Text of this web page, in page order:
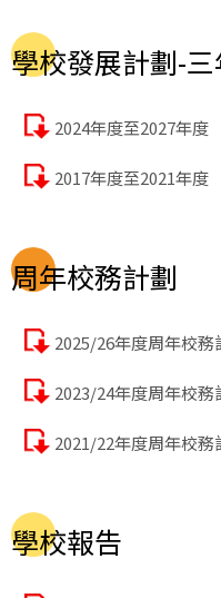
學校發展計劃-
2024年度至2027年度
2017年度至2021年度
周年校務計劃
2025/26年度周年校務
2023/24年度周年校務
2021/22年度周年校務
學校報告